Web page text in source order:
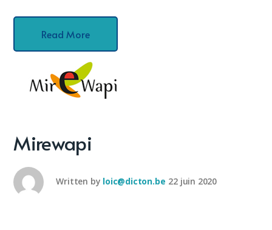
Read More
Mirewapi
Written by loic@dicton.be 22 juin 2020